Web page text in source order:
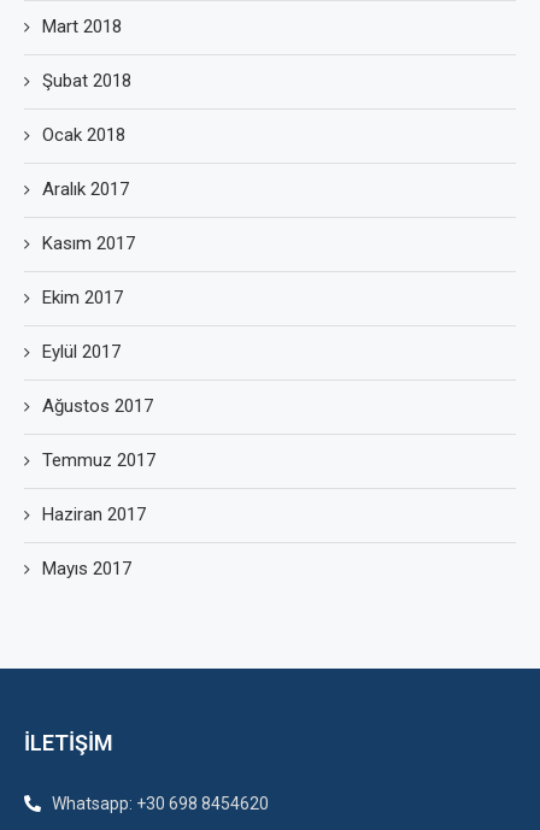
Mart 2018
Şubat 2018
Ocak 2018
Aralık 2017
Kasım 2017
Ekim 2017
Eylül 2017
Ağustos 2017
Temmuz 2017
Haziran 2017
Mayıs 2017
İLETİŞİM
Whatsapp: +30 698 8454620